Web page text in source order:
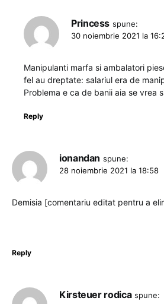
Princess spune:
30 noiembrie 2021 la
Manipulanti marfa si ambalatori
fel au dreptate: salariul era de
Problema e ca de banii aia se vrea
Reply
ionandan spune:
28 noiembrie 2021 la 18:58
Demisia [comentariu editat pentru a
Reply
Kirsteuer rodica spune: